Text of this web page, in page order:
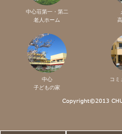
中心荘第一・第二
老人ホーム
中心
子どもの家
コミ